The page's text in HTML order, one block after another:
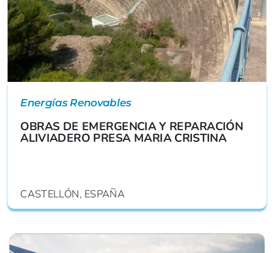
Energías Renovables
OBRAS DE EMERGENCIA Y REPARACIÓN
ALIVIADERO PRESA MARIA CRISTINA
CASTELLÓN, ESPAÑA